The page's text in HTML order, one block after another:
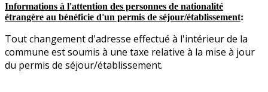
Informations à l'attention des personnes de nationalité
étrangère au bénéficie d'un permis de séjour/établissement:
Tout changement d'adresse effectué à l'intérieur de la
commune est soumis à une taxe relative à la mise à jour
du permis de séjour/établissement.